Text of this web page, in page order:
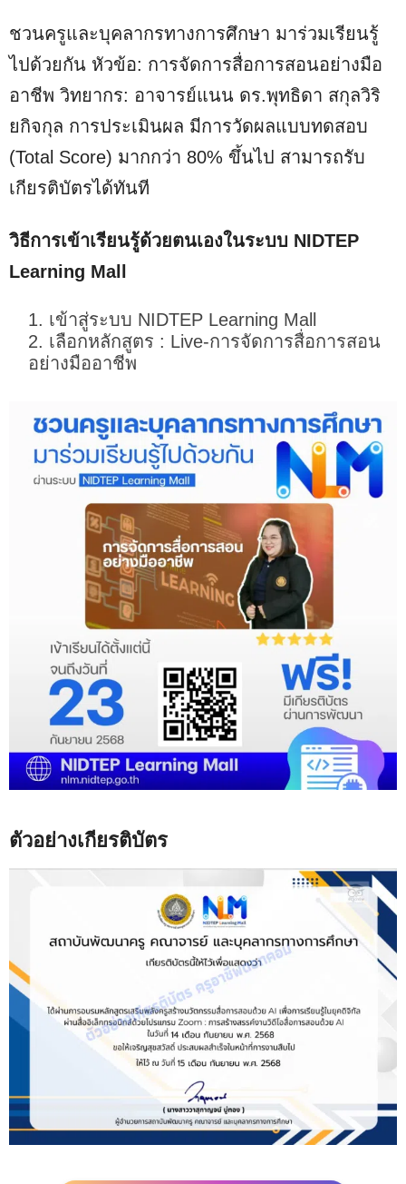
ชวนครูและบุคลากรทางการศึกษา มาร่วมเรียนรู้
ไปด้วยกัน หัวข้อ: การจัดการสื่อการสอนอย่างมือ
อาชีพ วิทยากร: อาจารย์แนน ดร.พุทธิดา สกุลวิริ
ยกิจกุล การประเมินผล มีการวัดผลแบบทดสอบ
(Total Score) มากกว่า 80% ขึ้นไป สามารถรับ
เกียรติบัตรได้ทันที
วิธีการเข้าเรียนรู้ด้วยตนเองในระบบ NIDTEP
Learning Mall
เข้าสู่ระบบ NIDTEP Learning Mall
เลือกหลักสูตร : Live-การจัดการสื่อการสอน
อย่างมืออาชีพ
ตัวอย่างเกียรติบัตร